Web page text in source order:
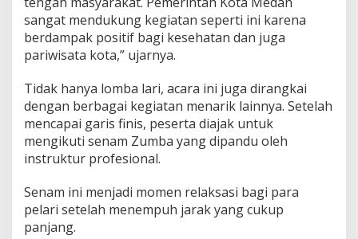
sangat mendukung kegiatan seperti ini karena
berdampak positif bagi kesehatan dan juga
pariwisata kota,” ujarnya.
Tidak hanya lomba lari, acara ini juga dirangkai
dengan berbagai kegiatan menarik lainnya. Setelah
mencapai garis finis, peserta diajak untuk
mengikuti senam Zumba yang dipandu oleh
instruktur profesional.
Senam ini menjadi momen relaksasi bagi para
pelari setelah menempuh jarak yang cukup
panjang.